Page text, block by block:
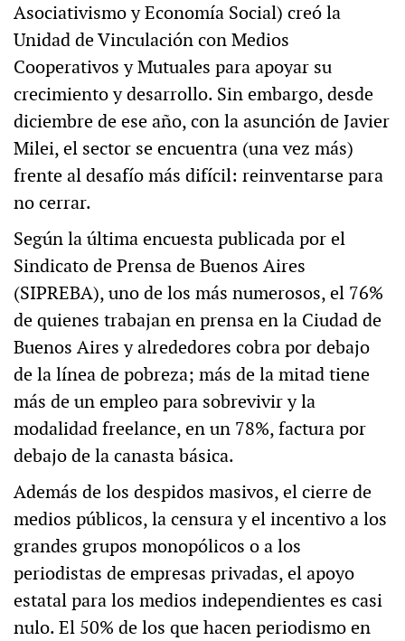
Asociativismo y Economía Social) creó la
Unidad de Vinculación con Medios
Cooperativos y Mutuales para apoyar su
crecimiento y desarrollo. Sin embargo, desde
diciembre de ese año, con la asunción de Javier
Milei, el sector se encuentra (una vez más)
frente al desafío más difícil: reinventarse para
no cerrar.
Según la última encuesta publicada por el
Sindicato de Prensa de Buenos Aires
(SIPREBA), uno de los más numerosos, el 76%
de quienes trabajan en prensa en la Ciudad de
Buenos Aires y alrededores cobra por debajo
de la línea de pobreza; más de la mitad tiene
más de un empleo para sobrevivir y la
modalidad freelance, en un 78%, factura por
debajo de la canasta básica.
Además de los despidos masivos, el cierre de
medios públicos, la censura y el incentivo a los
grandes grupos monopólicos o a los
periodistas de empresas privadas, el apoyo
estatal para los medios independientes es casi
nulo. El 50% de los que hacen periodismo en